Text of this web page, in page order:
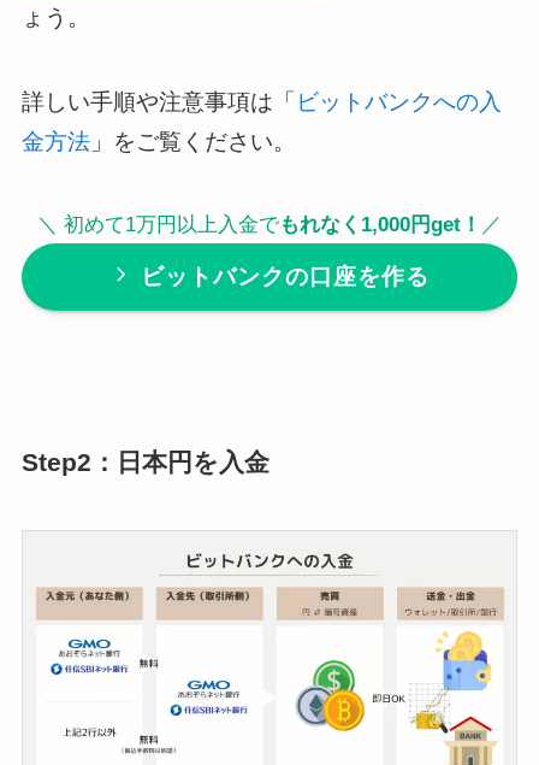
ょう。
詳しい手順や注意事項は「 ビットバンクへの入
金方法」をご覧ください。
＼ 初めて1万円以上入金でもれなく1,000円get！ ／
ビットバンクの口座を作る
Step2：日本円を入金